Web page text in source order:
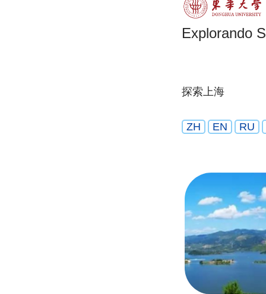
Explorando
探索上海
ZH EN RU